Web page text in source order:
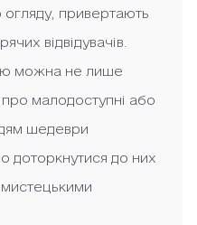
огляду, привертають
відвідувачів.
можна не лише
малодоступні або
шедеври
доторкнутися до них
мистецькими